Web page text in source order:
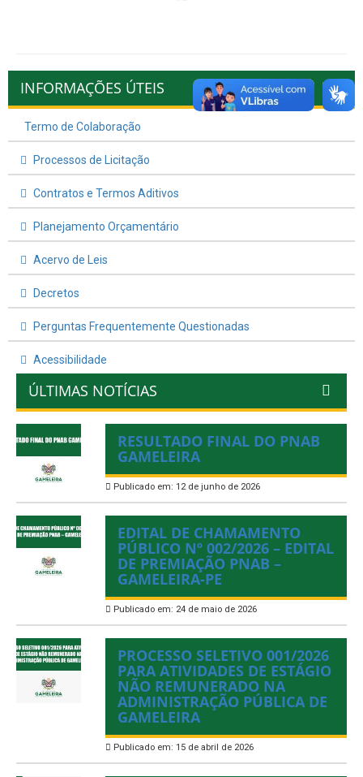
INFORMAÇÕES ÚTEIS
Termo de Colaboração
Processos de Licitação
Contratos e Termos Aditivos
Planejamento Orçamentário
Acervo de Leis
Decretos
Perguntas Frequentemente Questionadas
Acessibilidade
ÚLTIMAS NOTÍCIAS
RESULTADO FINAL DO PNAB
GAMELEIRA
Publicado em: 12 de junho de 2026
EDITAL DE CHAMAMENTO
PÚBLICO Nº 002/2026 – EDITAL
DE PREMIAÇÃO PNAB –
GAMELEIRA-PE
Publicado em: 24 de maio de 2026
PROCESSO SELETIVO 001/2026
PARA ATIVIDADES DE ESTÁGIO
NÃO REMUNERADO NA
ADMINISTRAÇÃO PÚBLICA DE
GAMELEIRA
Publicado em: 15 de abril de 2026